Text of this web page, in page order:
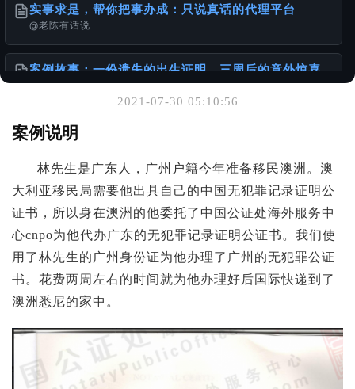
实事求是，帮你把事办成：只说真话的代理平台
@老陈有话说
案例故事：一份遗失的出生证明，三周后的意外惊喜
@老陈有话说
@老陈有话说
请珍惜和妥善保存自己的重要材料
@老陈有话说
港台身份办理国内的无犯罪公证书
2021-07-30 05:10:56
案例说明
林先生是广东人，广州户籍今年准备移民澳洲。澳
大利亚移民局需要他出具自己的中国无犯罪记录证明公
证书，所以身在澳洲的他委托了中国公证处海外服务中
心cnpo为他代办广东的无犯罪记录证明公证书。我们使
用了林先生的广州身份证为他办理了广州的无犯罪公证
书。花费两周左右的时间就为他办理好后国际快递到了
澳洲悉尼的家中。